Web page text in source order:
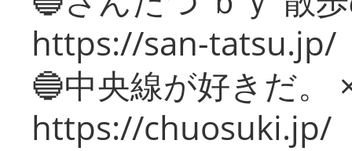
https://san-tatsu.jp/
🔵中央線が好きだ。
https://chuosuki.jp/